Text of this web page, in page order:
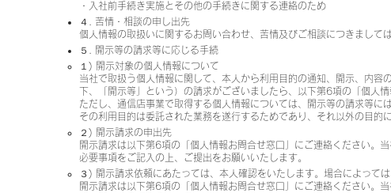
・入社前手続き実施とその他の手続きに関する連絡のため
４. 苦情・相談の申し出先
個人情報の取扱いに関するお問い合わせ、苦情及びご相談につきまして
５. 開示等の請求等に応じる手続
１) 開示対象の個人情報について
当社で取扱う個人情報に関して、本人から利用目的の通知、開示、内
下、「開示等」という）の請求がございましたら、以下第6項の「個人
ただし、通信店事業で取得する個人情報については、開示等の請求等に
その利用目的は委託された業務を遂行するためであり、それ以外の目的
２) 開示請求の申出先
開示請求は以下第6項の「個人情報お問合せ窓口」にご連絡ください。
必要事項をご記入の上、ご提出をお願いいたします。
３) 開示請求依頼にあたっては、本人確認をいたします。場合によって
開示請求は以下第6項の「個人情報お問合せ窓口」にご連絡ください。